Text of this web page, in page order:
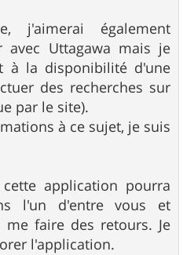
j'aimerai également
avec Uttagawa mais je
à la disponibilité d'une
des recherches sur
par le site).
à ce sujet, je suis
application pourra
l'un d'entre vous et
faire des retours. Je
l'application.